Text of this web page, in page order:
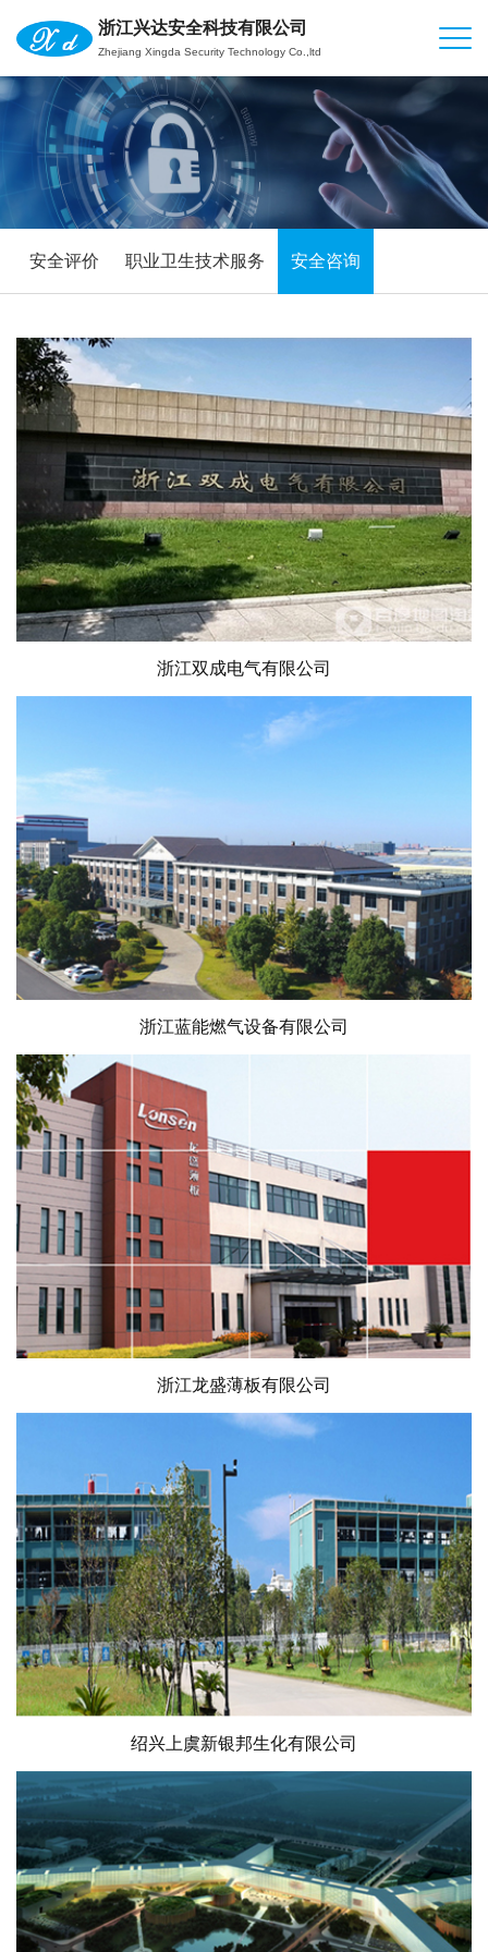
浙江兴达安全科技有限公司
Zhejiang Xingda Security Technology Co.,ltd
安全评价 职业卫生技术服务 安全咨询
浙江双成电气有限公司
浙江蓝能燃气设备有限公司
浙江龙盛薄板有限公司
绍兴上虞新银邦生化有限公司